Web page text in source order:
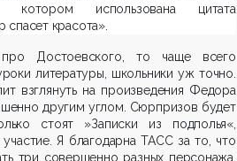
использована цитата
красота».
Достоевского, то чаще всего
литературы, школьники уж точно.
взглянуть на произведения Федора
другим углом. Сюрпризов будет
стоят »Записки из подполья«,
Я благодарна ТАСС за то, что
три совершенно разных персонажа,